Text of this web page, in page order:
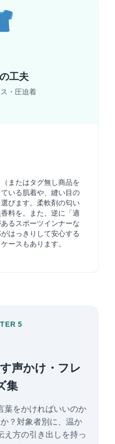
工夫
・圧迫着
またはタグ無し商品を
いる肌着や、縫い目の
びます。柔軟剤の匂い
料を。また、逆に「適
るスポーツインナーな
はっきりして安心する
ースもあります。
5
声かけ・フレ
集
葉をかければいいのか
？対象者別に、温か
え方の引き出しを持っ